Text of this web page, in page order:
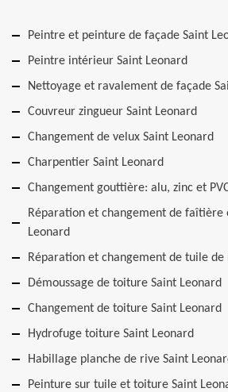
Peintre et peinture de façade Saint
Peintre intérieur Saint Leonard
Nettoyage et ravalement de façade
Couvreur zingueur Saint Leonard
Changement de velux Saint Leonard
Charpentier Saint Leonard
Changement gouttière: alu, zinc et
Réparation et changement de faîtière
Leonard
Réparation et changement de tuile de
Démoussage de toiture Saint Leonard
Changement de toiture Saint Leonard
Hydrofuge toiture Saint Leonard
Habillage planche de rive Saint
Peinture sur tuile et toiture Saint